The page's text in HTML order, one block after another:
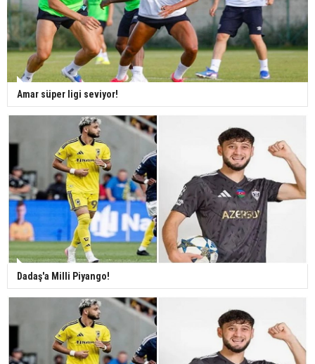
Amar süper ligi seviyor!
Dadaş'a Milli Piyango!